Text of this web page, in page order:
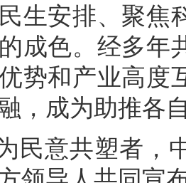
生安排、聚焦
成色。经多年
势和产业高度
，成为助推各
民意共塑者，